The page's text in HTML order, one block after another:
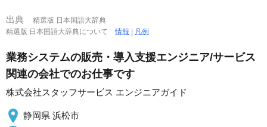
出典
精選版 日本国語大辞典
精選版 日本国語大辞典について情報 凡例
業務システムの販売・導入支援エンジニア/サービス
関連の会社でのお仕事です
株式会社スタッフサービス エンジニアガイド
静岡県 浜松市